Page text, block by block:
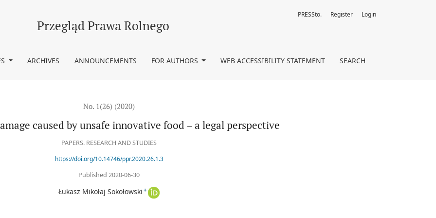
– a legal perspective
Przegląd Prawa Rolnego
ARCHIVES ANNOUNCEMENTS FOR AUTHORS WEB ACCESSIBILITY STATEMENT SEARCH
PRESSto. Register Login
No. 1(26) (2020)
caused by unsafe innovative food – a legal perspective
PAPERS. RESEARCH AND STUDIES
https://doi.org/10.14746/ppr.2020.26.1.3
Published 2020-06-30
Łukasz Mikołaj Sokołowski +